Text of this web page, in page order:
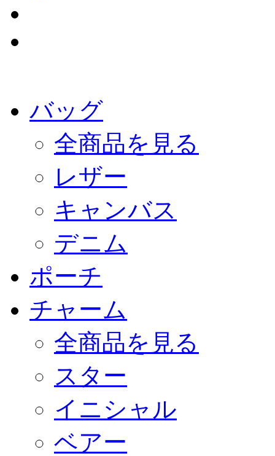
バッグ
全商品を見る
レザー
キャンバス
デニム
ポーチ
チャーム
全商品を見る
スター
イニシャル
ベアー